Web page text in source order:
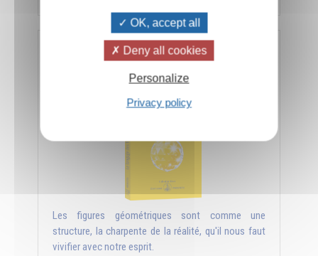
Le langage des figures géométriques
Les figures géométriques sont comme une
structure, la charpente de la réalité, qu'il nous faut
vivifier avec notre esprit.
OK, accept all
Deny all cookies
Personalize
Privacy policy